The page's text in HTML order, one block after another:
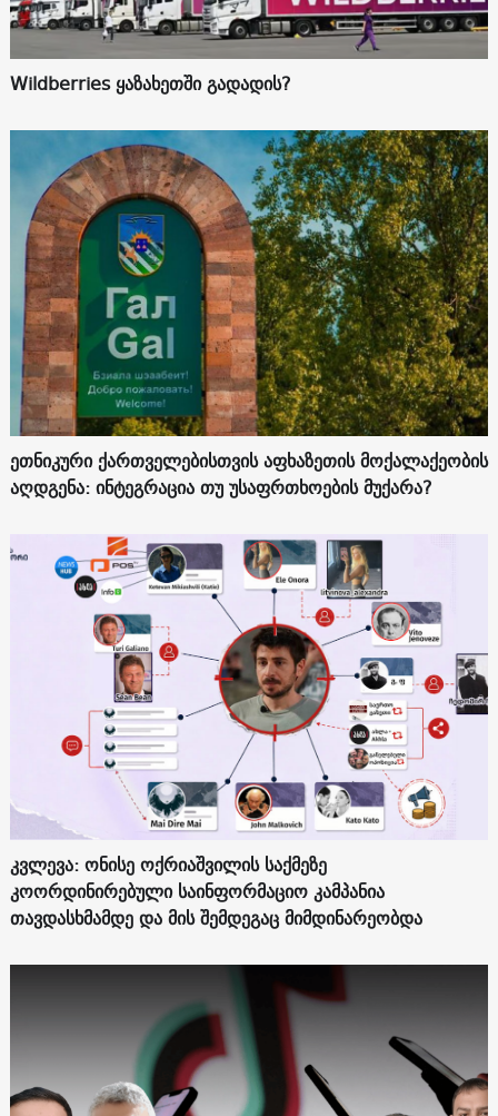
Wildberries ყაზახეთში გადადის?
ეთნიკური ქართველებისთვის აფხაზეთის მოქალაქეობის
აღდგენა: ინტეგრაცია თუ უსაფრთხოების მუქარა?
კვლევა: ონისე ოქრიაშვილის საქმეზე
კოორდინირებული საინფორმაციო კამპანია
თავდასხმამდე და მის შემდეგაც მიმდინარეობდა